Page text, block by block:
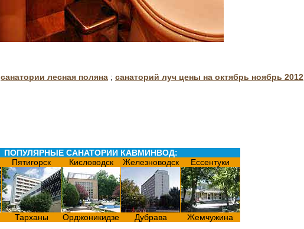
санатории лесная поляна ; санаторий луч цены на октябрь ноябрь 2012
ПОПУЛЯРНЫЕ САНАТОРИИ КАВМИНВОД:
Пятигорск Кисловодск Железноводск Ессентуки
Тарханы Орджоникидзе Дубрава Жемчужина